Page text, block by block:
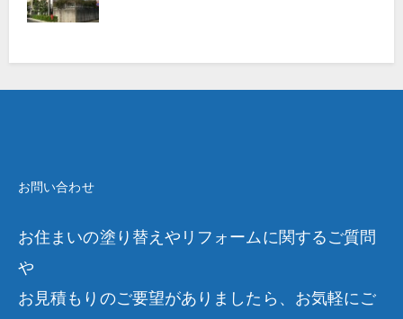
お問い合わせ
お住まいの塗り替えやリフォームに関するご質問
や
お見積もりのご要望がありましたら、お気軽にご